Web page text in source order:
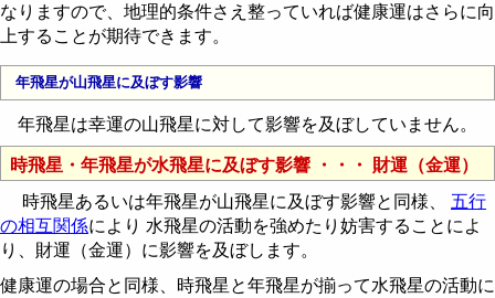
なりますので、地理的条件さえ整っていれば健康運はさらに向
上することが期待できます。
年飛星が山飛星に及ぼす影響
年飛星は幸運の山飛星に対して影響を及ぼしていません。
時飛星・年飛星が水飛星に及ぼす影響 ・・・ 財運（金運）
時飛星あるいは年飛星が山飛星に及ぼす影響と同様、 五行
の相互関係により 水飛星の活動を強めたり妨害することによ
り、財運（金運）に影響を及ぼします。
健康運の場合と同様、時飛星と年飛星が揃って水飛星の活動に